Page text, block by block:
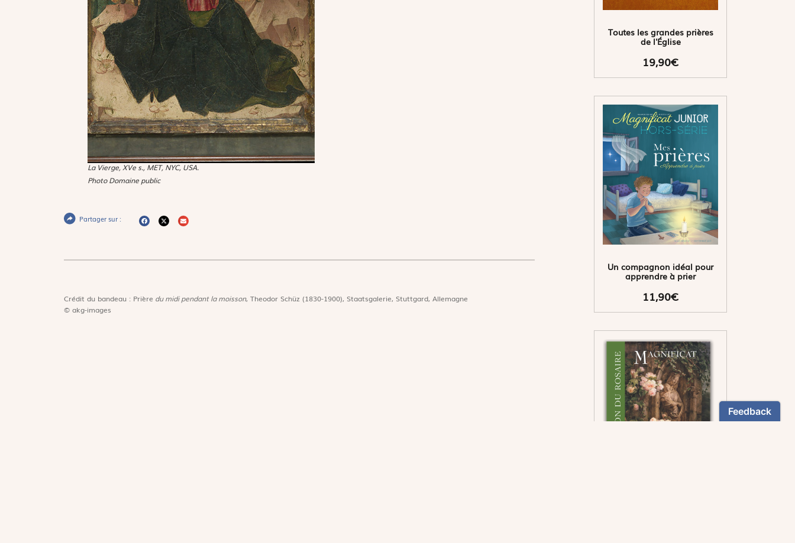
La Vierge, XVe s., MET, NYC, USA.
Photo Domaine public
Partager sur :
Crédit du bandeau : Prière du midi pendant la moisson, Theodor Schüz (1830-1900), Staatsgalerie, Stuttgard, Allemagne
© akg-images
Toutes les grandes prières
de l'Église
19,90€
Un compagnon idéal pour
apprendre à prier
11,90€